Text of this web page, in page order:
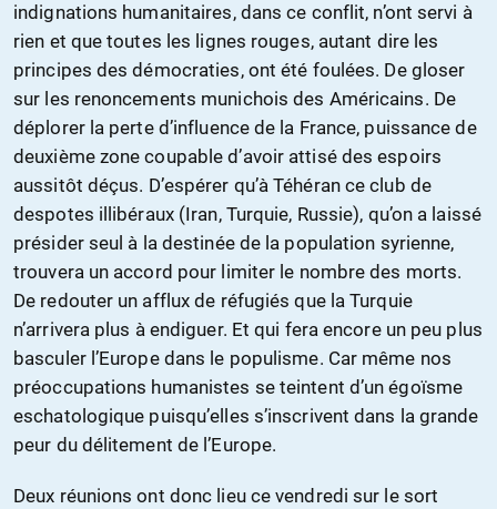
indignations humanitaires, dans ce conflit, n’ont servi à
rien et que toutes les lignes rouges, autant dire les
principes des démocraties, ont été foulées. De gloser
sur les renoncements munichois des Américains. De
déplorer la perte d’influence de la France, puissance de
deuxième zone coupable d’avoir attisé des espoirs
aussitôt déçus. D’espérer qu’à Téhéran ce club de
despotes illibéraux (Iran, Turquie, Russie), qu’on a laissé
présider seul à la destinée de la population syrienne,
trouvera un accord pour limiter le nombre des morts.
De redouter un afflux de réfugiés que la Turquie
n’arrivera plus à endiguer. Et qui fera encore un peu plus
basculer l’Europe dans le populisme. Car même nos
préoccupations humanistes se teintent d’un égoïsme
eschatologique puisqu’elles s’inscrivent dans la grande
peur du délitement de l’Europe.
Deux réunions ont donc lieu ce vendredi sur le sort